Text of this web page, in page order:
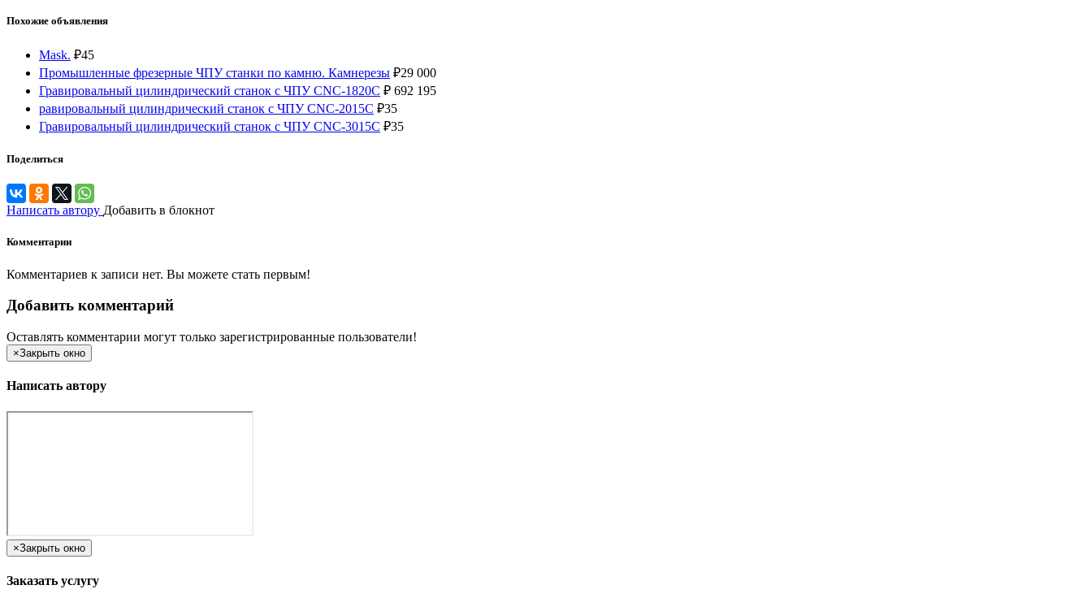
Похожие объявления
Mask. ₽45
Промышленные фрезерные ЧПУ станки по камню. Камнерезы ₽29 000
Гравировальный цилиндрический станок с ЧПУ CNC-1820С ₽ 692 195
равировальный цилиндрический станок с ЧПУ CNC-2015С ₽35
Гравировальный цилиндрический станок с ЧПУ CNC-3015С ₽35
Поделиться
Написать автору Добавить в блокнот
Комментарии
Комментариев к записи нет. Вы можете стать первым!
Добавить комментарий
Оставлять комментарии могут только зарегистрированные пользователи!
×Закрыть окно
Написать автору
×Закрыть окно
Заказать услугу